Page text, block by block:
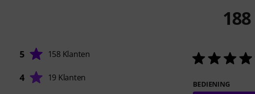
188
5 158 Klanten
4 19 Klanten
BEDIENING